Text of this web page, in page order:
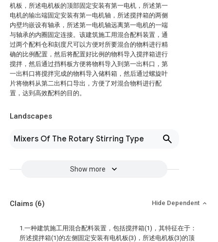
机板，所述电机板的顶部固定安装有第一电机，所述第一
电机的输出端固定安装有第一电机轴，所述搅拌箱的两侧
内壁均嵌设有轴承，所述第一电机轴远离第一电机的一端
与轴承的内圈固定连接。该建筑施工用混合配料装置，通
过两个配料仓和刻度尺可以方便对所要混合的物料进行精
确的比例配置，然后将配置好比例的物料导入搅拌箱进行
搅拌，然后通过挡料板方便将物料导入到第一出料口，第
一出料口将搅拌完成的物料导入储料箱，然后通过螺旋叶
片将物料从第二出料口导出，方便了对混合物料进行配
置，达到高效配料的目的。
Landscapes
Mixers Of The Rotary Stirring Type
Show more
Claims (6) Hide Dependent
1.一种建筑施工用混合配料装置，包括搅拌箱(1)，其特征在于：
所述搅拌箱(1)的左侧固定安装有电机板(3)，所述电机板(3)的顶